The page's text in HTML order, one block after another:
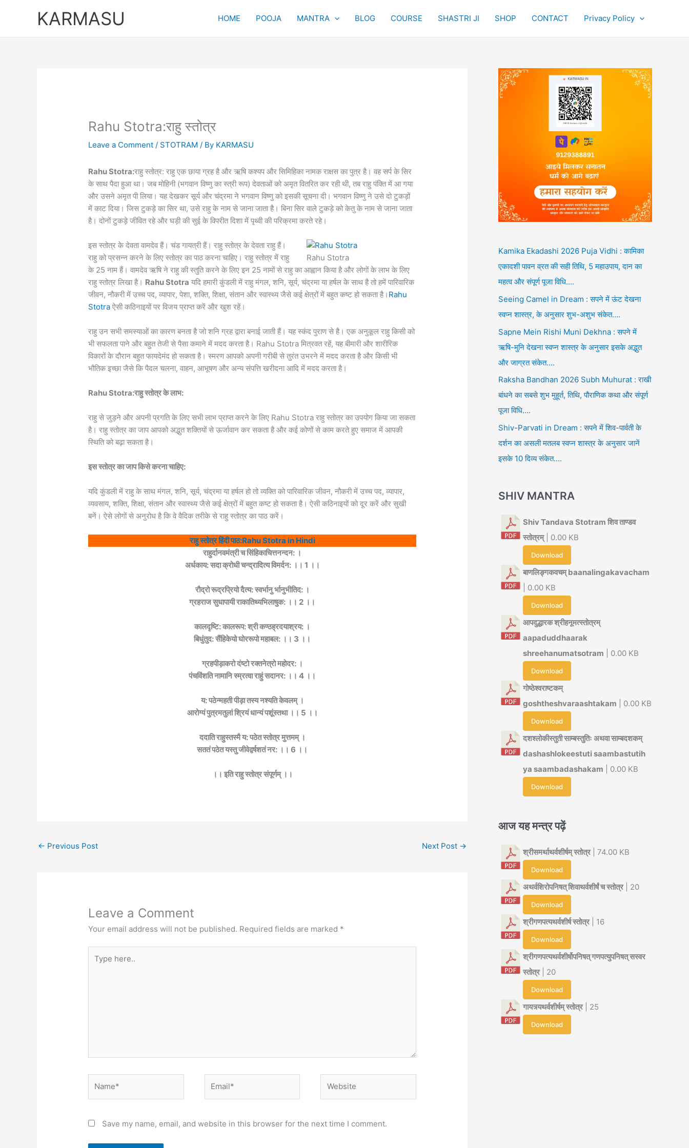
KARMASU HOME POOJA MANTRA BLOG COURSE SHASTRI JI SHOP CONTACT Privacy Policy
Rahu Stotra:राहु स्तोत्र
Leave a Comment / STOTRAM / By KARMASU
Rahu Stotra:राहु स्तोत्र: राहु एक छाया ग्रह है और ऋषि कश्यप और सिमिहिका नामक राक्षस का पुत्र है। वह सर्प के सिर
के साथ पैदा हुआ था। जब मोहिनी (भगवान विष्णु का स्त्री रूप) देवताओं को अमृत वितरित कर रही थी, तब राहु पंक्ति में आ गया
और उसने अमृत पी लिया। यह देखकर सूर्य और चंद्रमा ने भगवान विष्णु को इसकी सूचना दी। भगवान विष्णु ने उसे दो टुकड़ों
में काट दिया। जिस टुकड़े का सिर था, उसे राहु के नाम से जाना जाता है। बिना सिर वाले टुकड़े को केतु के नाम से जाना जाता
है। दोनों टुकड़े जीवित रहे और घड़ी की सुई के विपरीत दिशा में पृथ्वी की परिक्रमा करते रहे।
Rahu Stotra
इस स्तोत्र के देवता वामदेव हैं। चंड गायत्री हैं। राहु स्तोत्र के देवता राहु हैं।
राहु को प्रसन्न करने के लिए स्तोत्र का पाठ करना चाहिए। राहु स्तोत्र में राहु
के 25 नाम हैं। वामदेव ऋषि ने राहु की स्तुति करने के लिए इन 25 नामों से राहु का आह्वान किया है और लोगों के लाभ के लिए
राहु स्तोत्र लिखा है। Rahu Stotra यदि हमारी कुंडली में राहु मंगल, शनि, सूर्य, चंद्रमा या हर्षल के साथ है तो हमें पारिवारिक
जीवन, नौकरी में उच्च पद, व्यापार, पेशा, शक्ति, शिक्षा, संतान और स्वास्थ्य जैसे कई क्षेत्रों में बहुत कष्ट हो सकता है। Rahu
Stotra ऐसी कठिनाइयों पर विजय प्राप्त करें और खुश रहें।
राहु उन सभी समस्याओं का कारण बनता है जो शनि ग्रह द्वारा बनाई जाती हैं। यह स्कंद पुराण से है। एक अनुकूल राहु किसी को
भी सफलता पाने और बहुत तेजी से पैसा कमाने में मदद करता है। Rahu Stotra मित्रवत रहें, यह बीमारी और शारीरिक
विकारों के दौरान बहुत फायदेमंद हो सकता है। स्मरण आपको अपनी गरीबी से तुरंत उभरने में मदद करता है और किसी भी
भौतिक इच्छा जैसे कि पैदल चलना, वाहन, आभूषण और अन्य संपत्ति खरीदना आदि में मदद करता है।
Rahu Stotra:राहु स्तोत्र के लाभ:
राहु से जुड़ने और अपनी प्रगति के लिए सभी लाभ प्राप्त करने के लिए Rahu Stotra राहु स्तोत्र का उपयोग किया जा सकता
है। राहु स्तोत्र का जाप आपको अद्भुत शक्तियों से ऊर्जावान कर सकता है और कई कोणों से काम करते हुए समाज में आपकी
स्थिति को बढ़ा सकता है।
इस स्तोत्र का जाप किसे करना चाहिए:
यदि कुंडली में राहु के साथ मंगल, शनि, सूर्य, चंद्रमा या हर्षल हो तो व्यक्ति को पारिवारिक जीवन, नौकरी में उच्च पद, व्यापार,
व्यवसाय, शक्ति, शिक्षा, संतान और स्वास्थ्य जैसे कई क्षेत्रों में बहुत कष्ट हो सकता है। ऐसी कठिनाइयों को दूर करें और सुखी
बनें। ऐसे लोगों से अनुरोध है कि वे वैदिक तरीके से राहु स्तोत्र का पाठ करें।
राहु स्तोत्र हिंदी पाठ:Rahu Stotra in Hindi
राहुर्दानवमंत्री च सिंहिकाचित्तनन्दन: ।
अर्धकाय: सदा क्रोधी चन्द्रादित्य विमर्दन: ।। 1 ।।
रौद्रो रूद्रप्रियो दैत्य: स्वर्भानु र्भानुभीतिद: ।
ग्रहराज सुधापायी राकातिथ्यभिलाषुक: ।। 2 ।।
कालदृष्टि: कालरूप: श्री कण्ठह्रदयाश्रय: ।
बिधुंतुद: सैंहिकेयो घोररूपो महाबल: ।। 3 ।।
ग्रहपीड़ाकरो दंष्टो रक्तनेत्रो महोदर: ।
पंचविंशति नामानि स्म्रत्वा राहुं सदानर: ।। 4 ।।
य: पठेन्महती पीड़ा तस्य नश्यति केवलम् ।
आरोग्यं पुत्रमतुलां श्रियं धान्यं पशूंस्तथा ।। 5 ।।
ददाति राहुस्तस्मै य: पठेत स्तोत्र मुत्तमम् ।
सततं पठेत यस्तु जीवेद्वर्षशतं नर: ।। 6 ।।
।। इति राहु स्तोत्र संपूर्णम् ।।
← Previous Post Next Post →
Leave a Comment
Your email address will not be published. Required fields are marked *
here..
Save my name, email, and website in this browser for the next time I comment.
Kamika Ekadashi 2026 Puja Vidhi : कामिका
एकादशी पावन व्रत की सही तिथि, 5 महाउपाय, दान का
महत्व और संपूर्ण पूजा विधि….
Seeing Camel in Dream : सपने में ऊंट देखना
स्वप्न शास्त्र, के अनुसार शुभ-अशुभ संकेत….
Sapne Mein Rishi Muni Dekhna : सपने में
ऋषि-मुनि देखना स्वप्न शास्त्र के अनुसार इसके अद्भुत
और जाग्रत संकेत….
Raksha Bandhan 2026 Subh Muhurat : राखी
बांधने का सबसे शुभ मुहूर्त, तिथि, पौराणिक कथा और संपूर्ण
पूजा विधि….
Shiv-Parvati in Dream : सपने में शिव-पार्वती के
दर्शन का असली मतलब स्वप्न शास्त्र के अनुसार जानें
इसके 10 दिव्य संकेत….
SHIV MANTRA
Shiv Tandava Stotram शिव ताण्डव
स्तोत्रम्| 0.00 KB
Download
बाणलिङ्गकवचम् baanalingakavacham
| 0.00 KB
Download
आपदुद्धारक श्रीहनूमत्स्तोत्रम्
aapaduddhaarak
shreehanumatsotram | 0.00 KB
Download
गोष्ठेश्वराष्टकम्
goshtheshvaraashtakam | 0.00 KB
Download
दशश्लोकीस्तुती साम्बस्तुतिः अथवा साम्बदशकम्
dashashlokeestuti saambastutih
ya saambadashakam | 0.00 KB
Download
आज यह मन्त्र पढ़ें
श्रीसमर्थाथर्वशीर्षम् स्तोत्र| 74.00 KB
Download
अथर्वशिरोपनिषत् शिवाथर्वशीर्षं च स्तोत्र| 20
Download
श्रीगणपत्यथर्वशीर्ष स्तोत्र| 16
Download
श्रीगणपत्यथर्वशीर्षोपनिषत् गणपत्युपनिषत् सस्वर
स्तोत्र| 20
Download
गायत्र्यथर्वशीर्षम् स्तोत्र| 25
Download